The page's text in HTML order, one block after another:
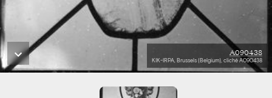
A090438
KIK-IRPA, Brussels (Belgium), cliché A090438